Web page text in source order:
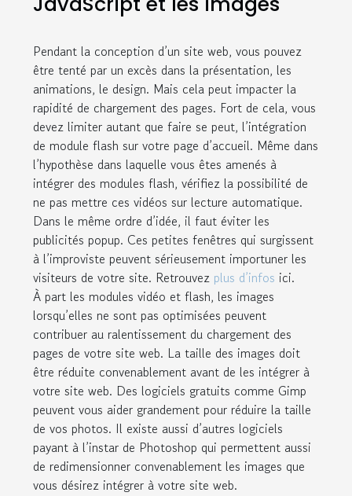
Pendant la conception d’un site web, vous pouvez
être tenté par un excès dans la présentation, les
animations, le design. Mais cela peut impacter la
rapidité de chargement des pages. Fort de cela, vous
devez limiter autant que faire se peut, l’intégration
de module flash sur votre page d’accueil. Même dans
l’hypothèse dans laquelle vous êtes amenés à
intégrer des modules flash, vérifiez la possibilité de
ne pas mettre ces vidéos sur lecture automatique.
Dans le même ordre d’idée, il faut éviter les
publicités popup. Ces petites fenêtres qui surgissent
à l’improviste peuvent sérieusement importuner les
visiteurs de votre site. Retrouvez plus d’infos ici.
À part les modules vidéo et flash, les images
lorsqu’elles ne sont pas optimisées peuvent
contribuer au ralentissement du chargement des
pages de votre site web. La taille des images doit
être réduite convenablement avant de les intégrer à
votre site web. Des logiciels gratuits comme Gimp
peuvent vous aider grandement pour réduire la taille
de vos photos. Il existe aussi d’autres logiciels
payant à l’instar de Photoshop qui permettent aussi
de redimensionner convenablement les images que
vous désirez intégrer à votre site web.